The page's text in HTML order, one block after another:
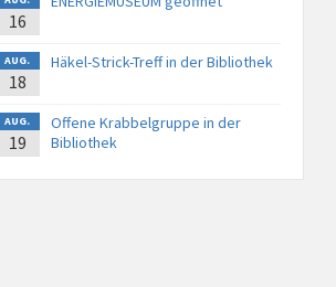
16
AUG.
18
Häkel-Strick-Treff in der Bibliothek
AUG.
19
Offene Krabbelgruppe in der
Bibliothek